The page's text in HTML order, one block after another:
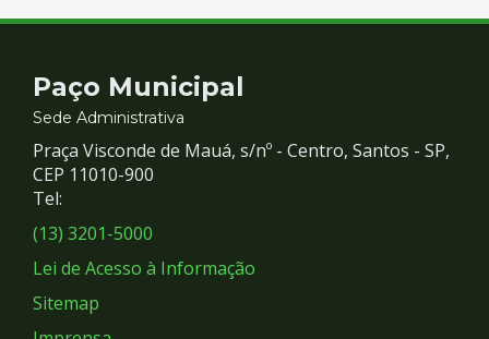
Contato
e
Redes
Sociais
Paço Municipal
Sede Administrativa
Praça Visconde de Mauá, s/nº - Centro, Santos - SP,
CEP 11010-900
Tel:
(13) 3201-5000
Lei de Acesso à Informação
Sitemap